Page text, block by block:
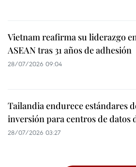
Vietnam reafirma su liderazgo
ASEAN tras 31 años de adhesión
28/07/2026 09:04
Tailandia endurece estándares
inversión para centros de datos
28/07/2026 03:27